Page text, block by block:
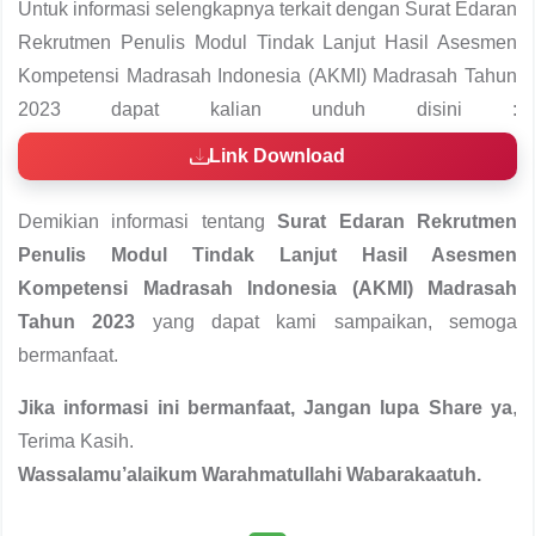
Untuk informasi selengkapnya terkait dengan Surat Edaran
Rekrutmen Penulis Modul Tindak Lanjut Hasil Asesmen
Kompetensi Madrasah Indonesia (AKMI) Madrasah Tahun
2023 dapat kalian unduh disini :
Link Download
Demikian informasi tentangSurat Edaran Rekrutmen
Penulis Modul Tindak Lanjut Hasil Asesmen
Kompetensi Madrasah Indonesia (AKMI) Madrasah
Tahun 2023 yang dapat kami sampaikan, semoga
bermanfaat.
Jika informasi ini bermanfaat, Jangan lupa Share ya,
Terima Kasih.
Wassalamu’alaikum Warahmatullahi Wabarakaatuh.